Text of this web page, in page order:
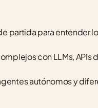
partida para entender
con LLMs, APIs
autónomos y